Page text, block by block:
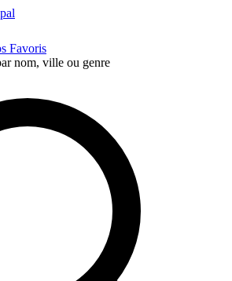
Favoris
nom, ville ou genre